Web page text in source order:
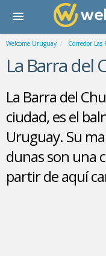
Welcome Uruguay Corredor Las
La Barra del
La Barra del
ciudad, es el
Uruguay. Su
dunas son una
partir de aquí